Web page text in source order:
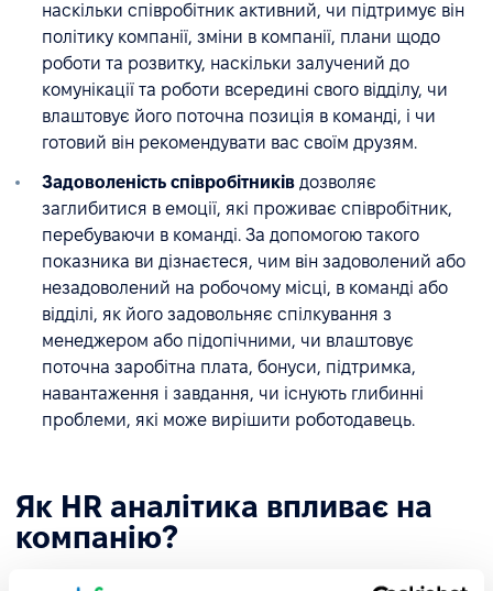
наскільки співробітник активний, чи підтримує він
політику компанії, зміни в компанії, плани щодо
роботи та розвитку, наскільки залучений до
комунікації та роботи всередині свого відділу, чи
влаштовує його поточна позиція в команді, і чи
готовий він рекомендувати вас своїм друзям.
Задоволеність співробітників дозволяє
заглибитися в емоції, які проживає співробітник,
перебуваючи в команді. За допомогою такого
показника ви дізнаєтеся, чим він задоволений або
незадоволений на робочому місці, в команді або
відділі, як його задовольняє спілкування з
менеджером або підопічними, чи влаштовує
поточна заробітна плата, бонуси, підтримка,
навантаження і завдання, чи існують глибинні
проблеми, які може вирішити роботодавець.
Як HR аналітика впливає на
компанію?
Найголовнішим значущим результатом впливу